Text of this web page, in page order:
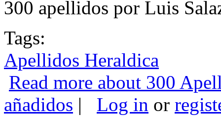
300 apellidos por Luis
Tags:
Apellidos Heraldica
Read more about 300
añadidos | Log in or